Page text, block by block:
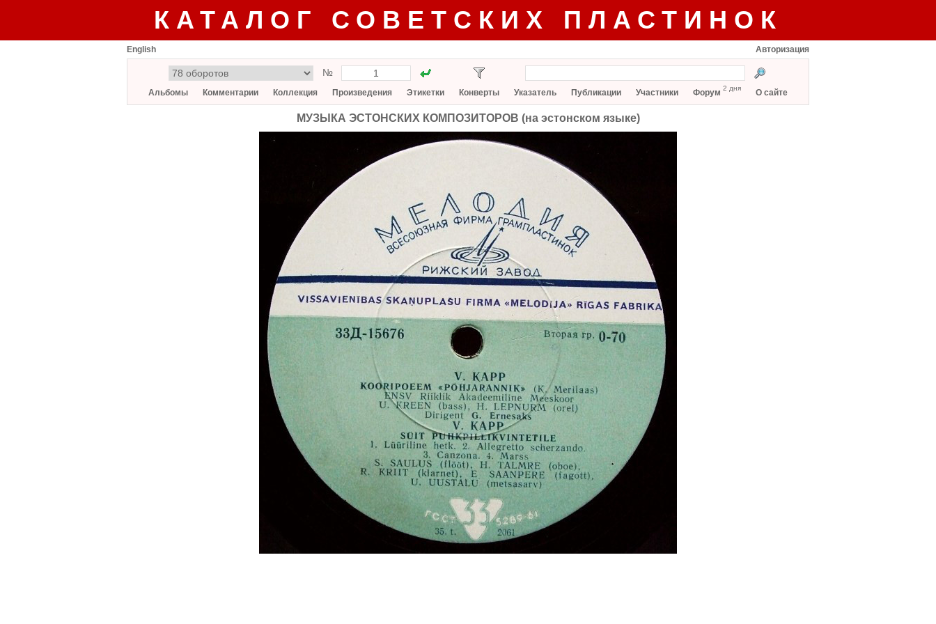
КАТАЛОГ СОВЕТСКИХ ПЛАСТИНОК
English Авторизация
№
Альбомы Комментарии Коллекция Произведения Этикетки Конверты Указатель Публикации Участники Форум 2 дня О сайте
МУЗЫКА ЭСТОНСКИХ КОМПОЗИТОРОВ (на эстонском языке)